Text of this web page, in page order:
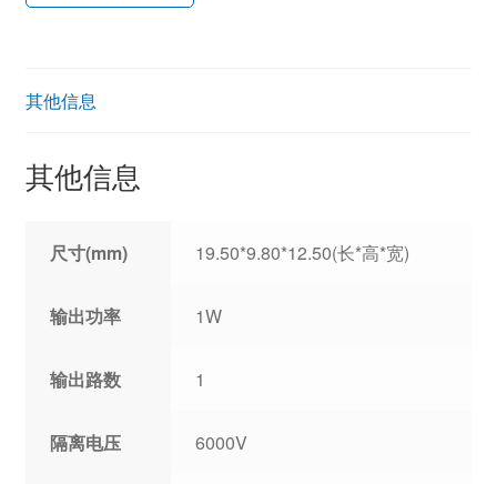
其他信息
其他信息
尺寸(mm) 19.50*9.80*12.50(长*高*宽)
输出功率 1W
输出路数 1
隔离电压 6000V